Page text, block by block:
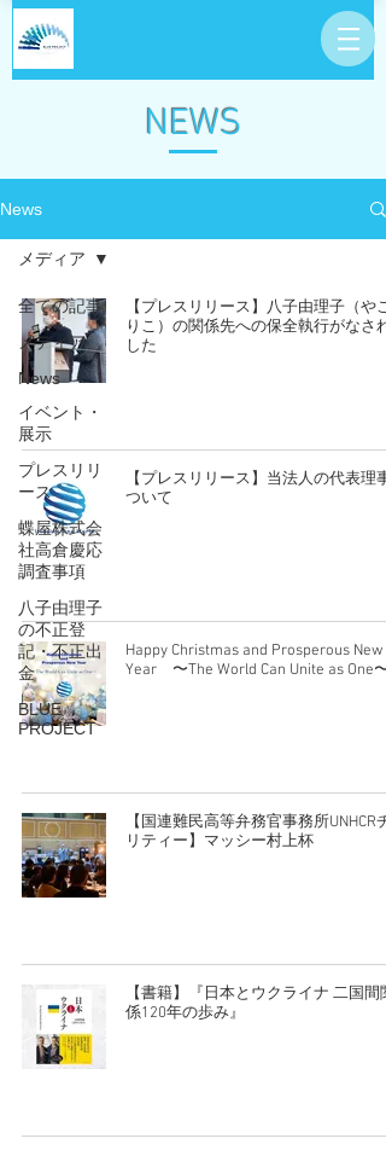
NEWS
News
全ての記事
メディア
News
イベント・
展示
プレスリリ
ース
蝶屋株式会
社高倉慶応
調査事項
八子由理子
の不正登
記・不正出
金
BLUE
PROJECT
メディア
【プレスリリース】八子由理子（や
りこ）の関係先への保全執行がなさ
した
【プレスリリース】当法人の代表理
ついて
Happy Christmas and Prosperous New
Year 〜The World Can Unite as One〜
【国連難民高等弁務官事務所UNHCR
リティー】マッシー村上杯
【書籍】『日本とウクライナ 二国間関
係120年の歩み』